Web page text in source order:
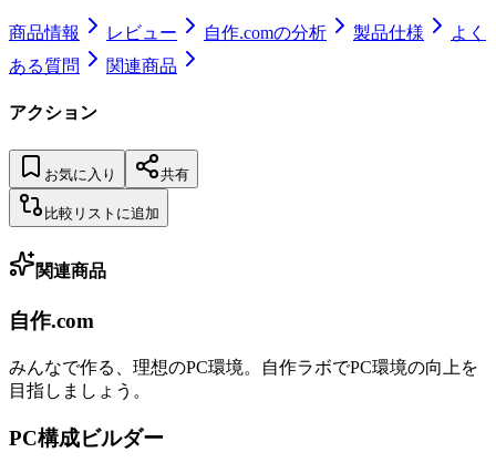
商品情報 レビュー 自作.comの分析 製品仕様
よく
ある質問
関連商品
アクション
お気に入り 共有
比較リストに追加
関連商品
自作.com
みんなで作る、理想のPC環境。 自作ラボでPC環境の向上を
目指しましょう。
PC構成ビルダー